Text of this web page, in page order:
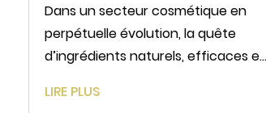
Dans un secteur cosmétique en
perpétuelle évolution, la quête
d’ingrédients naturels, efficaces et
jamais au cœur de la stratégie des
LIRE PLUS